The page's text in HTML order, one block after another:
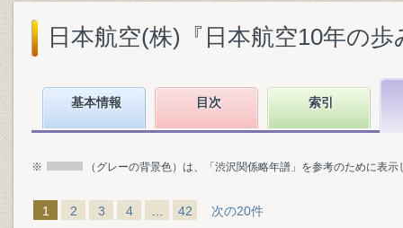
日本航空(株)『日本航空10年の
基本情報 目次 索引
※ （グレーの背景色）は、「渋沢関係略年譜」を参考のために表
1 2 3 4 42 次の20件